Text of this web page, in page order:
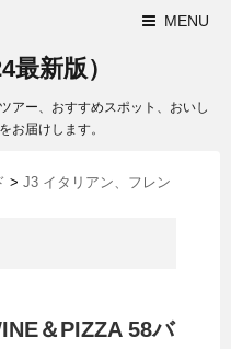
MENU
新版）
アー、おすすめスポット、おいし
お届けします。
> J3 イタリアン、フレン
＆PIZZA 58バ